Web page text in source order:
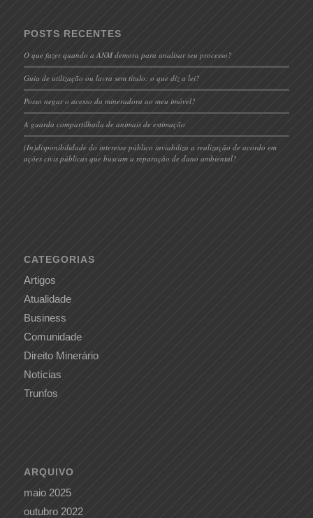
POSTS RECENTES
O que fazer quando a ANM demora para analisar seu processo?
Guia de utilização ou lavra sem título: o que diz a lei?
Posso negar o acesso da mineradora ao meu imóvel?
A guarda compartilhada de animais de estimação
(In)disponibilidade do interesse público inviabiliza a realização de acordo em
ações civis públicas que buscam a reparação de dano ambiental?
CATEGORIAS
Artigos
Atualidade
Business
Comunidade
Direito Minerário
Notícias
Trunfos
ARQUIVO
maio 2025
outubro 2022